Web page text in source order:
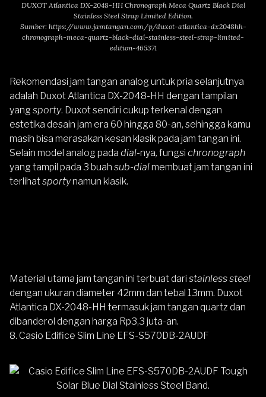
DUXOT Atlantica DX-2048-HH Chronograph Meca Quartz Black Dial
Stainless Steel Strap Limited Edition.
Sumber: https://www.jamtangan.com/p/duxot-atlantica-dx2048hh-
chronograph-meca-quartz-black-dial-stainless-steel-strap-limited-
edition-465371
Rekomendasi jam tangan analog untuk pria selanjutnya
adalah Duxot Atlantica DX-2048-HH dengan tampilan
yang sporty. Duxot sendiri cukup terkenal dengan
estetika desain jam era 60 hingga 80-an, sehingga kamu
masih bisa merasakan kesan klasik pada jam tangan ini.
Selain model analog pada dial-nya, fungsi chronograph
yang tampil pada 3 buah sub-dialmembuat jam tangan ini
terlihatsportynamun klasik.
Material utama jam tangan ini terbuat dari stainless steel
dengan ukuran diameter 42mm dan tebal 13mm. Duxot
Atlantica DX-2048-HH termasuk jam tangan quartz dan
dibanderol dengan harga Rp3,3 juta-an.
8. Casio Edifice Slim Line EFS-S570DB-2AUDF